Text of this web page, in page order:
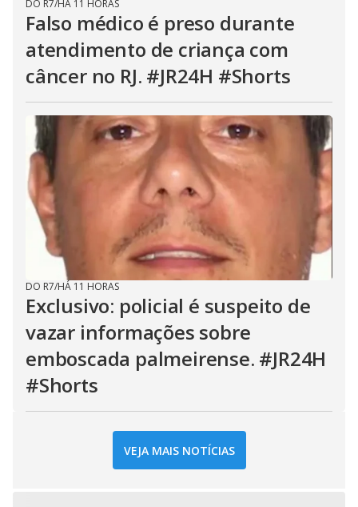
DO R7/HÁ 11 HORAS
Falso médico é preso durante
atendimento de criança com
câncer no RJ. #JR24H #Shorts
DO R7/HÁ 11 HORAS
Exclusivo: policial é suspeito de
vazar informações sobre
emboscada palmeirense. #JR24H
#Shorts
VEJA MAIS NOTÍCIAS